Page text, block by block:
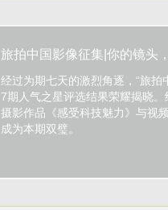
旅拍中国影像征集|你的镜头
0912)
经过为期七天的激烈角逐，“旅拍
7期人气之星评选结果荣耀揭晓
摄影作品《感受科技魅力》与视
成为本期双璧。